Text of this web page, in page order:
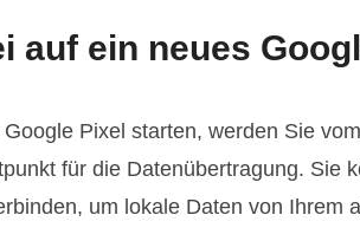
auf ein neues
Pixel starten, werden Sie
für die Datenübertragung. Sie
um lokale Daten von Ihrem